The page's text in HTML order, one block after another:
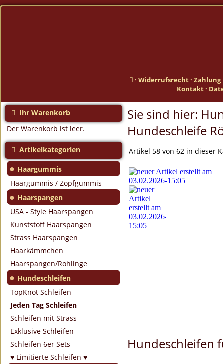
· Widerrufsrecht· Zahlung
Kontakt·
Ihr Warenkorb
Der Warenkorb ist leer.
Artikelkategorien
● Haargummis
Haargummis / Zopfgummis
● Haarspangen
USA - Style Haarspangen
Kunststoff Haarspangen
Strass Haarspangen
Haarkämmchen
Haarspangen/Rohlinge
● Hundeschleifen
TopKnot Schleifen
Jeden Tag Schleifen
Schleifen mit Strass
Exklusive Schleifen
Schleifen 6er Sets
♥ Limitierte Schleifen ♥
Sie sind hier:
Hundeschleife
Artikel 58 von 62 in dieser
Hundeschleifen